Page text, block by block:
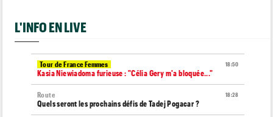
L'INFO EN LIVE
18:50
Tour de France Femmes
Kasia Niewiadoma furieuse : "Célia Gery m'a bloquée..."
18:28
Route
Quels seront les prochains défis de Tadej Pogacar ?